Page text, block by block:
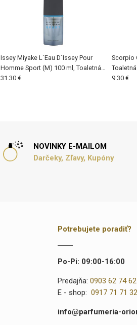
Issey Miyake L´Eau D´Issey Pour
Homme Sport (M) 100 ml, Toaletná
voda
31.30 €
Scorpio
9.30 €
NOVINKY E-MAILOM
Darčeky, Zľavy, Kupóny
Potrebujete poradiť?
Po-Pi: 09:00-16:00
Predajňa:0903 62 74 62
E - shop:0917 71 71 32
info@parfumeria-